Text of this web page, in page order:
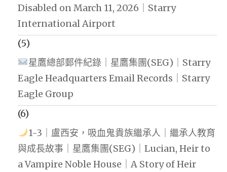
Disabled on March 11, 2026｜Starry
International Airport
(5)
星鷹總部郵件紀錄｜星鷹集團(SEG)｜Starry
Eagle Headquarters Email Records｜Starry
Eagle Group
(6)
1-3｜盧西安，吸血鬼貴族繼承人｜繼承人教育
與成長故事｜星鷹集團(SEG)｜Lucian, Heir to
a Vampire Noble House｜A Story of Heir